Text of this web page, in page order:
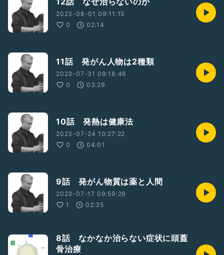
2023-08-01 09:11:15
0
02:14
11話 発がん人物は2種類
2023-07-31 09:18:46
0
03:29
10話 発熱は健康法
2023-07-24 10:27:22
0
04:01
9話 発がん物質は薬と人間
2023-07-17 09:59:29
1
02:35
8話 なかなか治らない症状に頭蓋
骨治療